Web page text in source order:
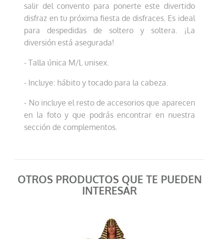
salir del convento para ponerte este divertido
disfraz en tu próxima fiesta de disfraces. Es ideal
para despedidas de soltero y soltera. ¡La
diversión está asegurada!
- Talla única M/L unisex.
- Incluye: hábito y tocado para la cabeza.
- No incluye el resto de accesorios que aparecen
en la foto y que podrás encontrar en nuestra
sección de complementos.
OTROS PRODUCTOS QUE TE PUEDEN
INTERESAR